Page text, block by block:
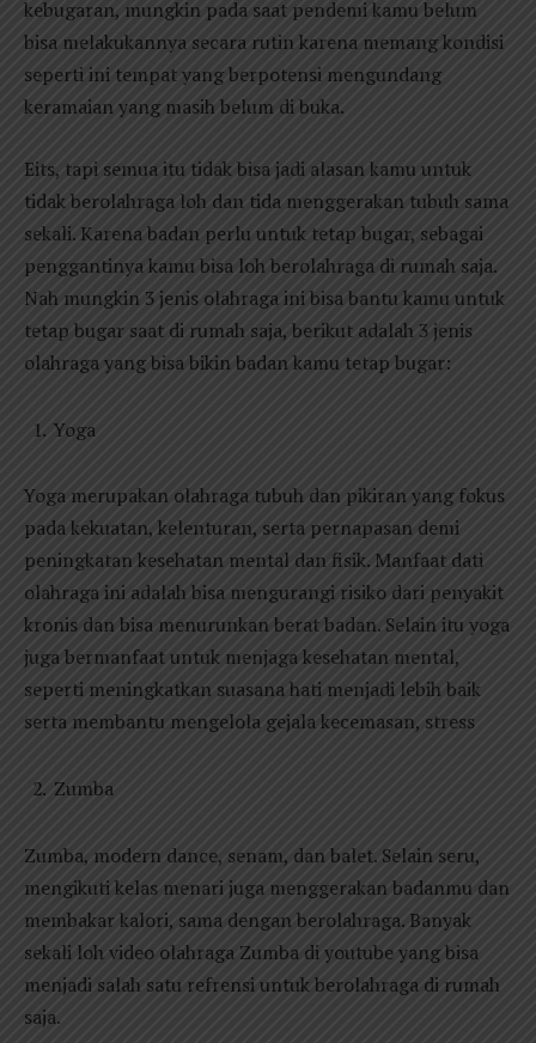
kebugaran, mungkin pada saat pendemi kamu belum
bisa melakukannya secara rutin karena memang kondisi
seperti ini tempat yang berpotensi mengundang
keramaian yang masih belum di buka.
Eits, tapi semua itu tidak bisa jadi alasan kamu untuk
tidak berolahraga loh dan tida menggerakan tubuh sama
sekali. Karena badan perlu untuk tetap bugar, sebagai
penggantinya kamu bisa loh berolahraga di rumah saja.
Nah mungkin 3 jenis olahraga ini bisa bantu kamu untuk
tetap bugar saat di rumah saja, berikut adalah 3 jenis
olahraga yang bisa bikin badan kamu tetap bugar:
Yoga
Yoga merupakan olahraga tubuh dan pikiran yang fokus
pada kekuatan, kelenturan, serta pernapasan demi
peningkatan kesehatan mental dan fisik. Manfaat dati
olahraga ini adalah bisa mengurangi risiko dari penyakit
kronis dan bisa menurunkan berat badan. Selain itu yoga
juga bermanfaat untuk menjaga kesehatan mental,
seperti meningkatkan suasana hati menjadi lebih baik
serta membantu mengelola gejala kecemasan, stress
Zumba
Zumba, modern dance, senam, dan balet. Selain seru,
mengikuti kelas menari juga menggerakan badanmu dan
membakar kalori, sama dengan berolahraga. Banyak
sekali loh video olahraga Zumba di youtube yang bisa
menjadi salah satu refrensi untuk berolahraga di rumah
saja.